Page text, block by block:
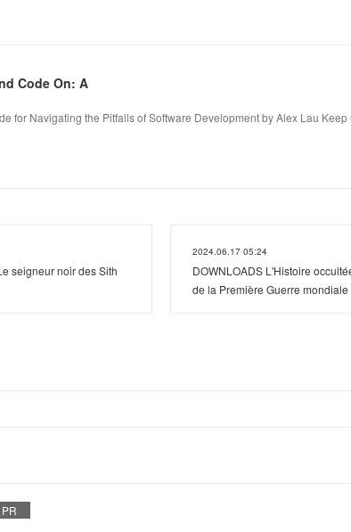
Code On: A
for Navigating the Pitfalls of Software Development by Alex Lau
seigneur noir des Sith
2024.06.17 05:24
DOWNLOADS L'Histoire
de la Première Guerre mondiale
PR